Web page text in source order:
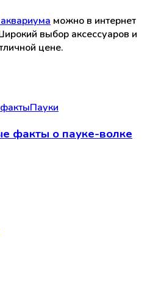
можно в интернет
выбор аксессуаров и
цене.
Пауки
факты о пауке-волке